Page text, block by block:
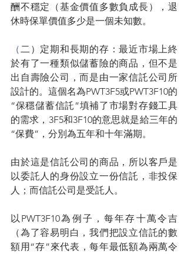
酬不穩定（基金價值多數負成長），退
休時保單價值多少是一個未知數。
（ 二）定期和長期的存：最近市場上終
於有了一種類似儲蓄險的商品，但不是
出自壽險公司，而是由一家信託公司所
設計的。這個名為PWT3F5或PWT3F10的
“保穩儲蓄信託”填補了市場對存錢工具
的需求，3F5和3F10的意思就是給三年的
“保費”，分別為五年和十年滿期。
由於這是信託公司的商品，所以客戶是
以委託人的身份設立一份信託，非投保
人；而信託公司是受託人。
以PWT3F10為例子，每年存十萬令吉
（為了容易明白，我們把設立信託的數
額用“存”來代表，每年最低額為兩萬令